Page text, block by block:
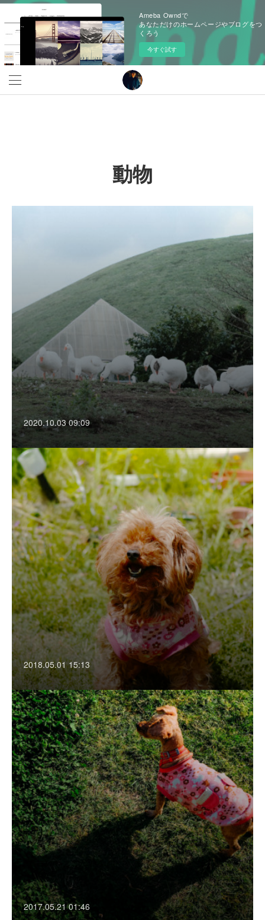
Ameba Owndで
あなただけのホームページやブログをつ
くろう
今すぐ試す
動物
2020.10.03 09:09
2018.05.01 15:13
2017.05.21 01:46